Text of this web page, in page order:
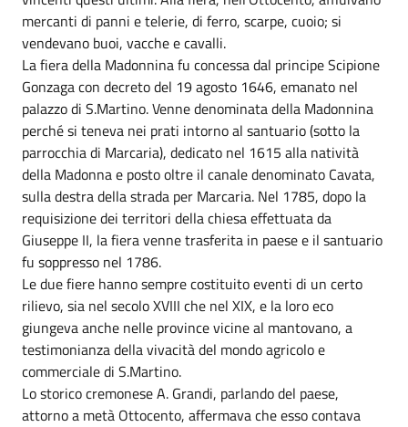
mercanti di panni e telerie, di ferro, scarpe, cuoio; si
vendevano buoi, vacche e cavalli.
La fiera della Madonnina fu concessa dal principe Scipione
Gonzaga con decreto del 19 agosto 1646, emanato nel
palazzo di S.Martino. Venne denominata della Madonnina
perché si teneva nei prati intorno al santuario (sotto la
parrocchia di Marcaria), dedicato nel 1615 alla natività
della Madonna e posto oltre il canale denominato Cavata,
sulla destra della strada per Marcaria. Nel 1785, dopo la
requisizione dei territori della chiesa effettuata da
Giuseppe II, la fiera venne trasferita in paese e il santuario
fu soppresso nel 1786.
Le due fiere hanno sempre costituito eventi di un certo
rilievo, sia nel secolo XVIII che nel XIX, e la loro eco
giungeva anche nelle province vicine al mantovano, a
testimonianza della vivacità del mondo agricolo e
commerciale di S.Martino.
Lo storico cremonese A. Grandi, parlando del paese,
attorno a metà Ottocento, affermava che esso contava